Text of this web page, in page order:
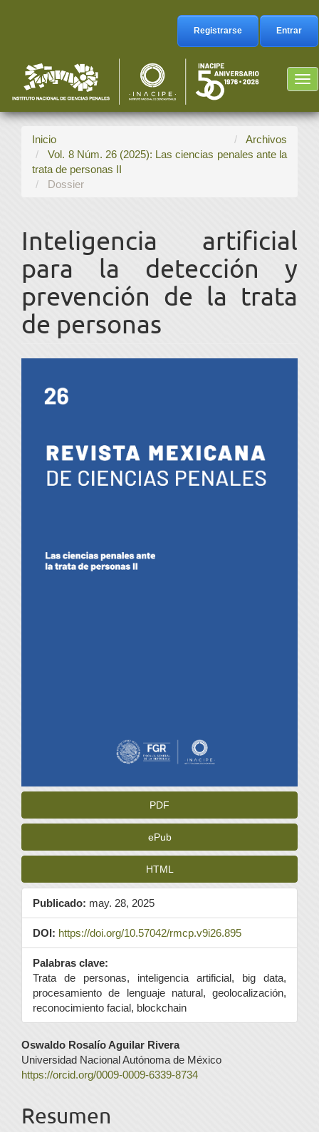
Barra
lateral
Registrarse Entrar
Inicio
Archivos
Vol. 8 Núm. 26 (2025): Las ciencias penales ante la
trata de personas II
Dossier
Inteligencia artificial
para la detección y
prevención de la trata
de personas
lateral
artículo
PDF
ePub
HTML
Publicado: may. 28, 2025
DOI: https://doi.org/10.57042/rmcp.v9i26.895
Palabras clave:
Trata de personas, inteligencia artificial, big data,
procesamiento de lenguaje natural, geolocalización,
reconocimiento facial, blockchain
Contenido
principal
artículo
Oswaldo Rosalío Aguilar Rivera
Universidad Nacional Autónoma de México
https://orcid.org/0009-0009-6339-8734
Resumen